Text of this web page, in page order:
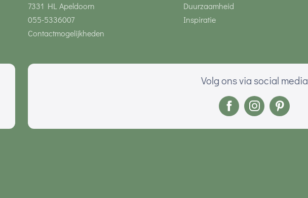
7331 HL Apeldoorn
055-5336007
Contactmogelijkheden
Duurzaamheid
Inspiratie
Volg ons via social media